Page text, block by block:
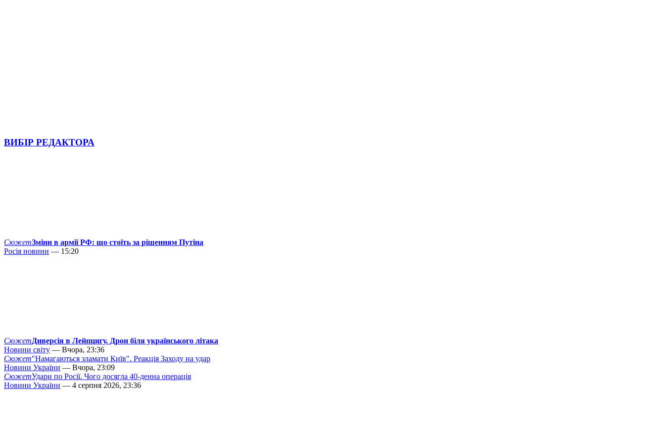
ВИБІР РЕДАКТОРА
СюжетЗміни в армії РФ: що стоїть за рішенням Путіна
Росія новини — 15:20
СюжетДиверсія в Лейпцигу. Дрон біля українського літака
Новини світу — Вчора, 23:36
Сюжет"Намагаються зламати Київ". Реакція Заходу на удар
Новини України — Вчора, 23:09
СюжетУдари по Росії. Чого досягла 40-денна операція
Новини України — 4 серпня 2026, 23:36